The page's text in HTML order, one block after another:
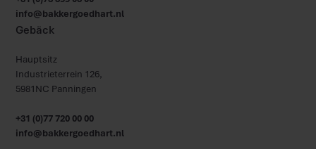
info@bakkergoedhart.nl
Gebäck
Hauptsitz
Industrieterrein 126,
5981NC Panningen
+31 (0)77 720 00 00
info@bakkergoedhart.nl